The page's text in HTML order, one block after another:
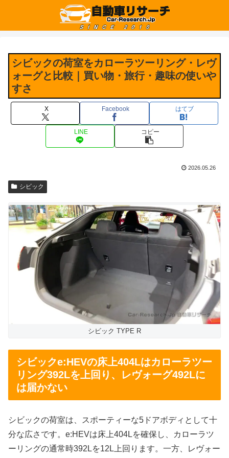
シビックの荷室をカローラツーリング・レヴ
ォーグと比較｜買い物・旅行・趣味の使いや
すさ
X Facebook はてブ
LINE コピー
2026.05.26
シビック
シビック TYPE R
シビックe:HEVの床上404Lはカローラツー
リング392Lを上回り、レヴォーグ492Lに
は届かない
シビックの荷室は、スポーティーな5ドアボディとして十
分な広さです。e:HEVは床上404Lを確保し、カローラツ
ーリングの通常時392Lを12L上回ります。一方、レヴォー